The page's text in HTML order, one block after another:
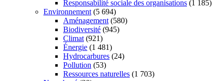
Responsabilité sociale des organisations (1 185)
Environnement (5 694)
Aménagement (580)
Biodiversité (945)
Climat (921)
Énergie (1 481)
Hydrocarbures (24)
Pollution (53)
Ressources naturelles (1 703)